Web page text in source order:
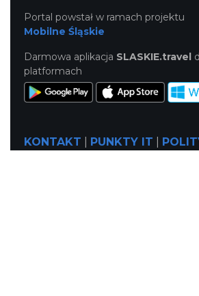
Portal powstał w ramach projektu
Mobilne Śląskie
Darmowa aplikacja SLASKIE.travel
platformach
KONTAKT PUNKTY IT